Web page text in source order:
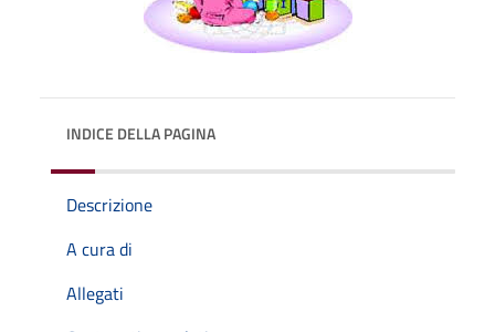
INDICE DELLA PAGINA
Descrizione
A cura di
Allegati